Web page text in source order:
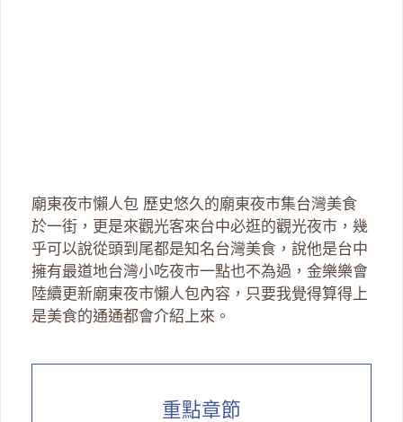
廟東夜市懶人包 歷史悠久的廟東夜市集台灣美食
於一街，更是來觀光客來台中必逛的觀光夜市，幾
乎可以說從頭到尾都是知名台灣美食，說他是台中
擁有最道地台灣小吃夜市一點也不為過，金樂樂會
陸續更新廟東夜市懶人包內容，只要我覺得算得上
是美食的通通都會介紹上來。
重點章節